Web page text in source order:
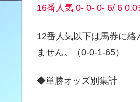
16番人気 0- 0- 0- 6/ 6
12番人気以下は馬券に絡
ません。（0-0-1-65）
◆単勝オッズ別集計